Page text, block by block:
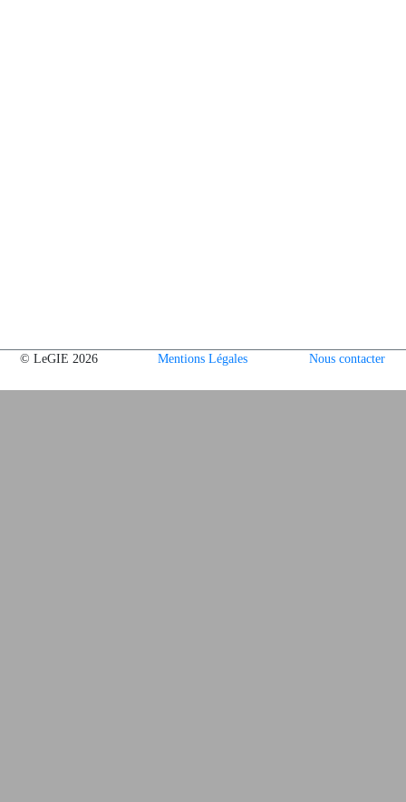
© LeGIE 2026 Mentions Légales Nous contacter